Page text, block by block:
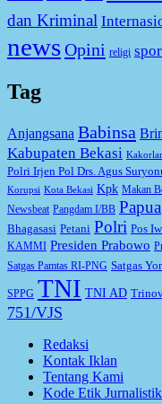
dan Kriminal
newsOpini religi
Tag
Anjangsana Babinsa
Kabupaten Bekasi
Polri Irjen Pol Drs. Agus
Korupsi Kota Bekasi Kpk Makan
Newsbeat Pangdam I/BB Papua
Bhagasasi Petani Polri Pos
KAMMI Presiden Prabowo
Satgas Pamtas RI-PNG Satgas
SPPG TNI TNI AD
751/VJS
Redaksi
Kontak Iklan
Tentang Kami
Kode Etik Jurnalistik